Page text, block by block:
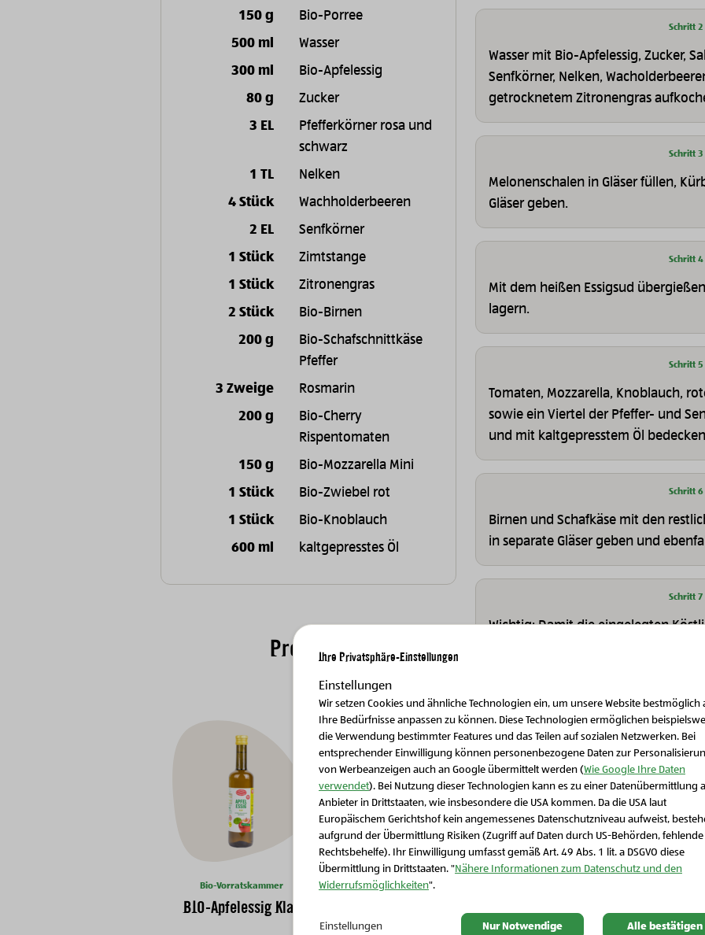
150 g
Bio-Porree
500 ml
Wasser
300 ml
Bio-Apfelessig
80 g
Zucker
3 EL
Pfefferkörner rosa und
schwarz
1 TL
Nelken
4 Stück
Wachholderbeeren
2 EL
Senfkörner
1 Stück
Zimtstange
1 Stück
Zitronengras
2 Stück
Bio-Birnen
200 g
Bio-Schafschnittkäse
Pfeffer
3 Zweige
Rosmarin
200 g
Bio-Cherry
Rispentomaten
150 g
Bio-Mozzarella Mini
1 Stück
Bio-Zwiebel rot
1 Stück
Bio-Knoblauch
600 ml
kaltgepresstes Öl
Produkte
Bio-Vorratskammer
BIO-Apfelessig Klar
Bio-Milch und Milchprodukte
Bio-Schafschnittkäse
Schritt 2
Wasser mit Bio-Apfelessig, Zucker,
Senfkörner, Nelken,
getrocknetem Zitronengras
Schritt 3
Melonenschalen in Gläser füllen,
Gläser geben.
Schritt 4
Mit dem heißen Essigsud
lagern.
Schritt 5
Tomaten, Mozzarella, Knoblauch,
sowie ein Viertel der Pfeffer- und
und mit kaltgepresstem Öl
Schritt 6
Birnen und Schafkäse mit den
in separate Gläser geben und
Schritt 7
Wichtig: Damit die eingelegten
wunderbar schmecken, die Gläser
Schließen Sie dieses Feld
Ihre Privatsphäre-Einstellungen
Einstellungen
Wir setzen Cookies und ähnliche Technologien ein, um unsere Website bestmöglich
Ihre Bedürfnisse anpassen zu können. Diese Technologien ermöglichen
die Verwendung bestimmter Features und das Teilen auf sozialen Netzwerken. Bei
entsprechender Einwilligung können personenbezogene Daten zur
von Werbeanzeigen auch an Google übermittelt werden (Wie Google Ihre Daten
verwendet). Bei Nutzung dieser Technologien kann es zu einer Datenübermittlung
Anbieter in Drittstaaten, wie insbesondere die USA kommen. Da die USA laut
Europäischem Gerichtshof kein angemessenes Datenschutzniveau aufweist,
aufgrund der Übermittlung Risiken (Zugriff auf Daten durch US-Behörden, fehlende
Rechtsbehelfe). Ihr Einwilligung umfasst gemäß Art. 49 Abs. 1 lit. a DSGVO diese
Übermittlung in Drittstaaten. "Nähere Informationen zum Datenschutz und den
Widerrufsmöglichkeiten".
Einstellungen Nur Notwendige Alle bestätigen